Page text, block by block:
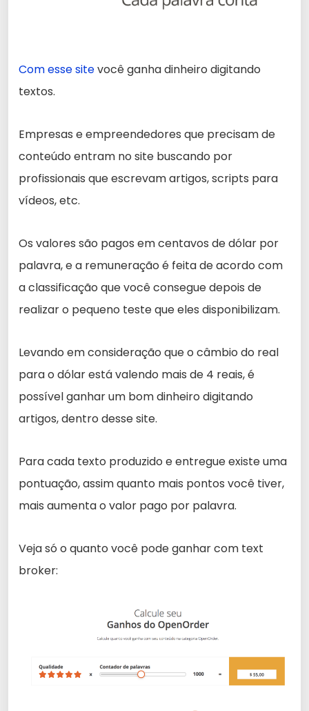
Com esse sitevocê ganha dinheiro digitando
textos.
Empresas e empreendedores que precisam de
conteúdo entram no site buscando por
profissionais que escrevam artigos, scripts para
vídeos, etc.
Os valores são pagos em centavos de dólar por
palavra, e a remuneração é feita de acordo com
a classificação que você consegue depois de
realizar o pequeno teste que eles disponibilizam.
Levando em consideração que o câmbio do real
para o dólar está valendo mais de 4 reais, é
possível ganhar um bom dinheiro digitando
artigos, dentro desse site.
Para cada texto produzido e entregue existe uma
pontuação, assim quanto mais pontos você tiver,
mais aumenta o valor pago por palavra.
Veja só o quanto você pode ganhar com text
broker: